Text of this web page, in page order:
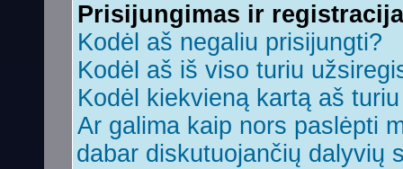
Prisijungimas ir registracija
Kodėl aš negaliu prisijungti?
Kodėl aš iš viso turiu
Kodėl kiekvieną kartą aš
Ar galima kaip nors paslėpti
dabar diskutuojančių dalyvių